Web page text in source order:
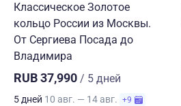
Классическое Золотое
кольцо России из Москвы.
От Сергиева Посада до
Владимира
RUB 37,990 / 5 дней
5 дней 10 авг. — 14 авг. +9